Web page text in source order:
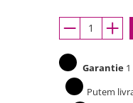
Garantie
Putem